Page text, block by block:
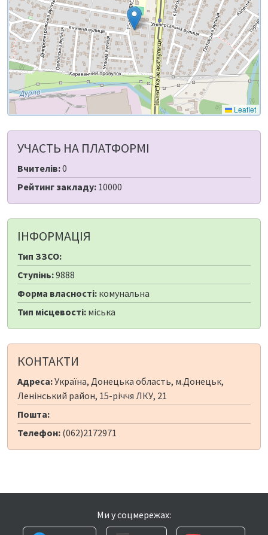
Leaflet
УЧАСТЬ НА ПЛАТФОРМІ
Вчителів:0
Рейтинг закладу: 10000
ІНФОРМАЦІЯ
Тип ЗЗСО:
Ступінь:9888
Форма власності: комунальна
Тип місцевості: міська
КОНТАКТИ
Адреса:Україна, Донецька область, м.Донецьк,
Ленінський район, 15-річчя ЛКУ, 21
Пошта:
Телефон: (062)2172971
Ми у соцмережах: